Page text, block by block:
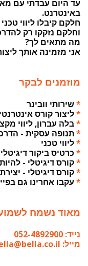
עד היום עבדתי עם
באינטרנט.
חלקם קיבלו ליווי
וחלקם נזקקו רק
מה מתאים לך?
אני מזמינה אותך
מוזמנים לבקר
*שירותי וובינר
*ליצור קורס
*בלה עברון, ליווי
*תנופה עסקית -
*ליווי טכני
* כרטיס ביקור דיגיטלי
*קורס דיגיטלי -
*קורס דיגיטלי -
* עקבו אחרינו גם
מאוד נשמח
נייד: 052-4892900
מייל: bella@bella.co.il